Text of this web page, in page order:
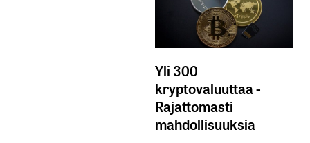
Yli 300
kryptovaluuttaa -
Rajattomasti
mahdollisuuksia